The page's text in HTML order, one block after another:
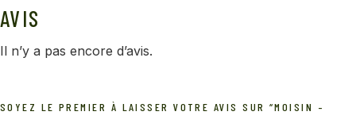
AVIS
Il n’y a pas encore d’avis.
SOYEZ LE PREMIER À LAISSER VOTRE AVIS SUR “MOISIN –